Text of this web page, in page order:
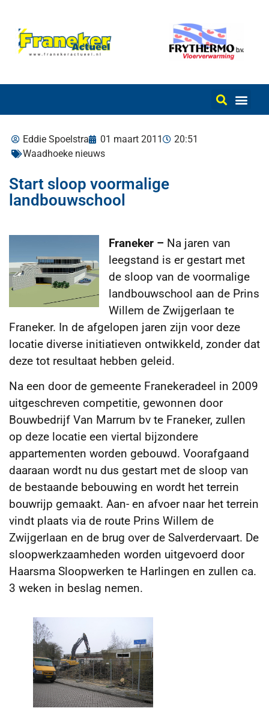
Eddie Spoelstra 01 maart 2011
20:51
Waadhoeke nieuws
Start sloop voormalige
landbouwschool
Franeker – Na jaren van
leegstand is er gestart met
de sloop van de voormalige
landbouwschool aan de Prins
Willem de Zwijgerlaan te
Franeker. In de afgelopen jaren zijn voor deze
locatie diverse initiatieven ontwikkeld, zonder dat
deze tot resultaat hebben geleid.
Na een door de gemeente Franekeradeel in 2009
uitgeschreven competitie, gewonnen door
Bouwbedrijf Van Marrum bv te Franeker, zullen
op deze locatie een viertal bijzondere
appartementen worden gebouwd. Voorafgaand
daaraan wordt nu dus gestart met de sloop van
de bestaande bebouwing en wordt het terrein
bouwrijp gemaakt. Aan- en afvoer naar het terrein
vindt plaats via de route Prins Willem de
Zwijgerlaan en de brug over de Salverdervaart. De
sloopwerkzaamheden worden uitgevoerd door
Haarsma Sloopwerken te Harlingen en zullen ca.
3 weken in beslag nemen.